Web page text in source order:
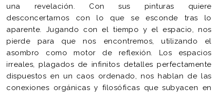
una revelación. Con sus pinturas quiere
desconcertarnos con lo que se esconde tras lo
aparente. Jugando con el tiempo y el espacio, nos
pierde para que nos encontremos, utilizando el
asombro como motor de reflexión. Los espacios
irreales, plagados de infinitos detalles perfectamente
dispuestos en un caos ordenado, nos hablan de las
conexiones orgánicas y filosóficas que subyacen en